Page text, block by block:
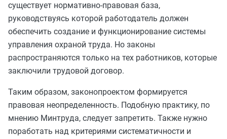
существует нормативно-правовая база,
руководствуясь которой работодатель должен
обеспечить создание и функционирование системы
управления охраной труда. Но законы
распространяются только на тех работников, которые
заключили трудовой договор.
Таким образом, законопроектом формируется
правовая неопределенность. Подобную практику, по
мнению Минтруда, следует запретить. Также нужно
поработать над критериями систематичности и